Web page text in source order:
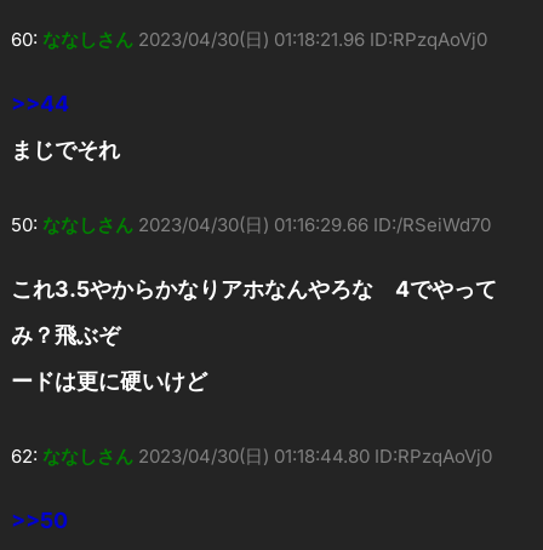
60: ななしさん 2023/04/30(日) 01:18:21.96 ID:RPzqAoVj0
>>44
まじでそれ
50: ななしさん 2023/04/30(日) 01:16:29.66 ID:/RSeiWd70
これ3.5やからかなりアホなんやろな 4でやって
み？飛ぶぞ
ードは更に硬いけど
62: ななしさん 2023/04/30(日) 01:18:44.80 ID:RPzqAoVj0
>>50